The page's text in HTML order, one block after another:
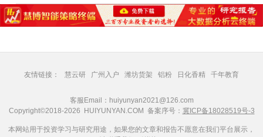
友情链接： 慧云研 广州入户 潍坊货架 铝粉 日化香精 千年教育
客服Email：huiyunyan2021@126.com
Copyright©2018-2026 HUIYUNYAN.COM 备案序号： 冀ICP备18028519号-3
本网站用于投资学习与研究用途，如果您的文章和报告不愿意在我们平台展示，